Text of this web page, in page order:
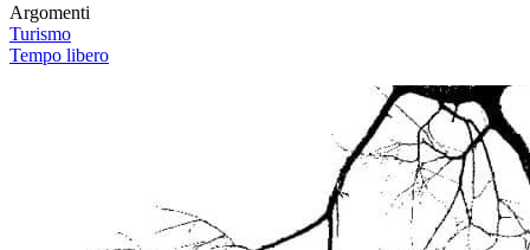
Argomenti
Turismo
Tempo libero